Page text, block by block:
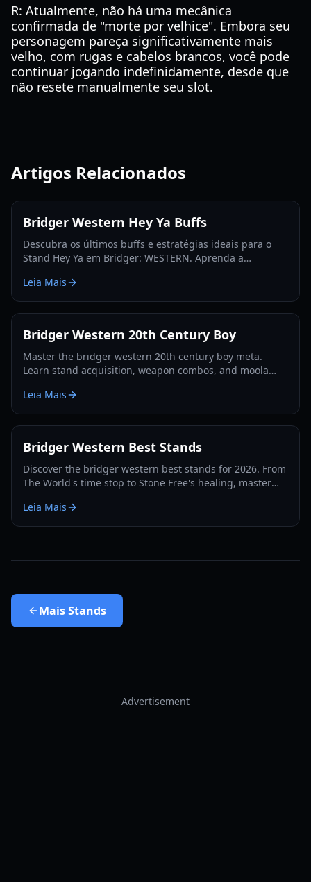
R: Atualmente, não há uma mecânica
confirmada de "morte por velhice". Embora seu
personagem pareça significativamente mais
velho, com rugas e cabelos brancos, você pode
continuar jogando indefinidamente, desde que
não resete manualmente seu slot.
Artigos Relacionados
Bridger Western Hey Ya Buffs
Descubra os últimos buffs e estratégias ideais para o
Stand Hey Ya em Bridger: WESTERN. Aprenda a
Roblox.
Leia Mais
Bridger Western 20th Century Boy
Master the bridger western 20th century boy meta.
Learn stand acquisition, weapon combos, and moola
guide.
Leia Mais
Bridger Western Best Stands
Discover the bridger western best stands for 2026. From
The World's time stop to Stone Free's healing, master
Leia Mais
MaisStands
Advertisement